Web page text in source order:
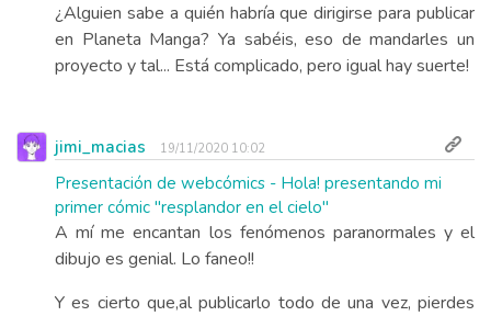
¿Alguien sabe a quién habría que dirigirse para publicar
en Planeta Manga? Ya sabéis, eso de mandarles un
proyecto y tal... Está complicado, pero igual hay suerte!
jimi_macias 19/11/2020 10:02
Presentación de webcómics - Hola! presentando mi
primer cómic "resplandor en el cielo"
A mí me encantan los fenómenos paranormales y el
dibujo es genial. Lo faneo!!
Y es cierto que,al publicarlo todo de una vez, pierdes